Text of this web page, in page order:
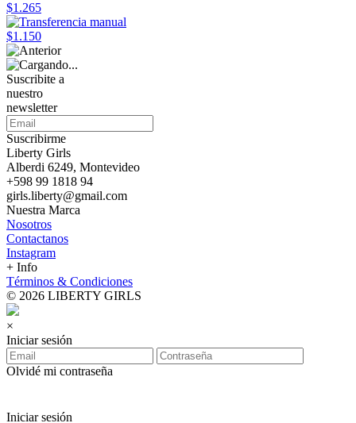
$1.265
$1.150
Suscribite a
nuestro
newsletter
Suscribirme
Liberty Girls
Alberdi 6249, Montevideo
+598 99 1818 94
girls.liberty@gmail.com
Nuestra Marca
Nosotros
Contactanos
Instagram
+ Info
Términos & Condiciones
© 2026 LIBERTY GIRLS
×
Iniciar sesión
Olvidé mi contraseña
Iniciar sesión